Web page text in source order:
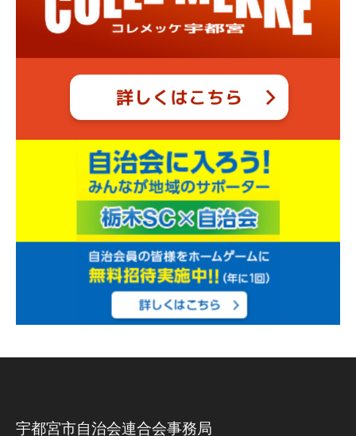
宇都宮市自治会連合会事務局